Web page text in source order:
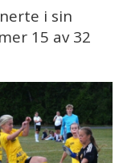
i sin
15 av 32